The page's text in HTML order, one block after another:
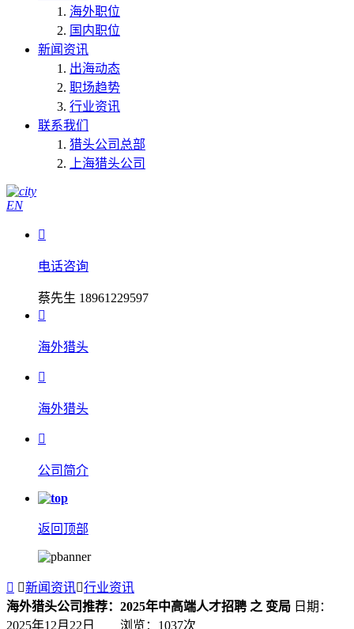
海外职位
国内职位
新闻资讯
出海动态
职场趋势
行业资讯
联系我们
猎头公司总部
上海猎头公司
EN

电话咨询
蔡先生 18961229597

海外猎头

海外猎头

公司简介
返回顶部
 新闻资讯行业资讯
海外猎头公司推荐：2025年中高端人才招聘 之 变局 日期：
2025年12月22日 浏览： 1037次